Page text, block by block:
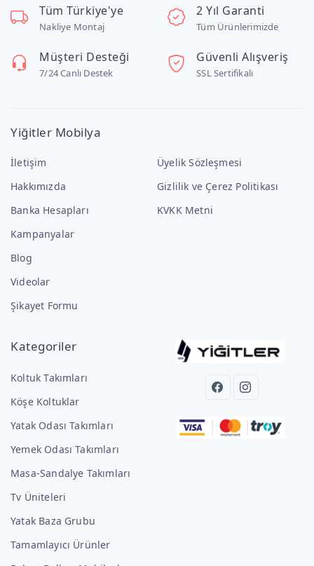
Tüm Türkiye'ye
Nakliye Montaj
2 Yıl Garanti
Tüm Ürünlerimizde
Müşteri Desteği
7/24 Canlı Destek
Güvenli Alışveriş
SSL Sertifikalı
Yiğitler Mobilya
İletişim
Hakkımızda
Banka Hesapları
Kampanyalar
Blog
Videolar
Şikayet Formu
Üyelik Sözleşmesi
Gizlilik ve Çerez Politikası
KVKK Metni
Kategoriler
Koltuk Takımları
Köşe Koltuklar
Yatak Odası Takımları
Yemek Odası Takımları
Masa-Sandalye Takımları
Tv Üniteleri
Yatak Baza Grubu
Tamamlayıcı Ürünler